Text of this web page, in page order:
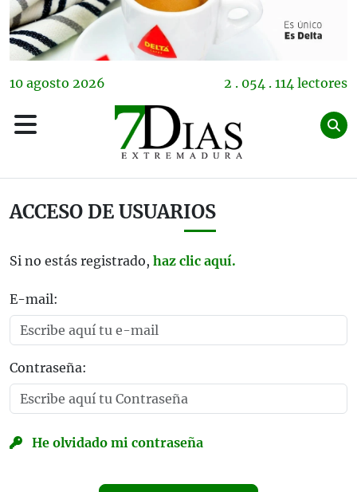
10 agosto 2026 2 . 054 . 114 lectores
ACCESO DE USUARIOS
Si no estás registrado, haz clic aquí.
E-mail:
Contraseña:
He olvidado mi contraseña